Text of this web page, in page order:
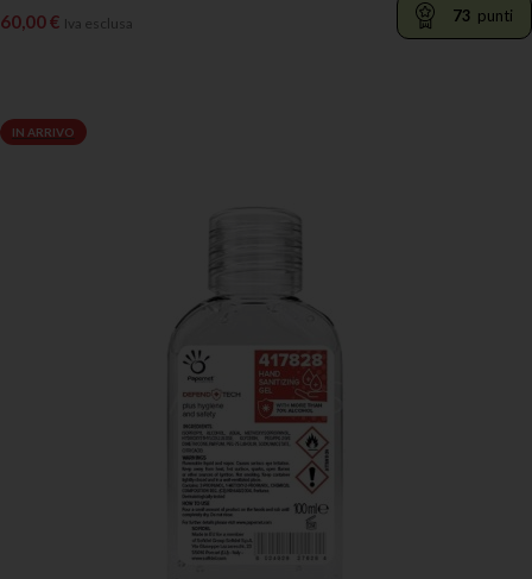
60,00€ Iva esclusa 73 punti
IN ARRIVO